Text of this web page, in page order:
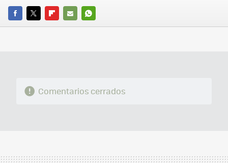
FACEBOOK
TWITTERFLIPBOARD
E-
WHATSAPP
Comentarios cerrados